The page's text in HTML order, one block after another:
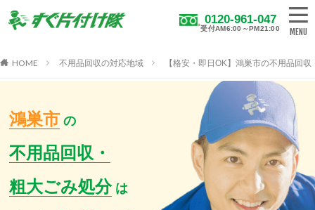
0120-961-047
受付AM6:00～PM21:00
HOME 不用品回収の対応地域 【格安・即日OK】鴻巣市の不用品回
鴻巣市 の
不用品回収・
粗大ごみ処分 は